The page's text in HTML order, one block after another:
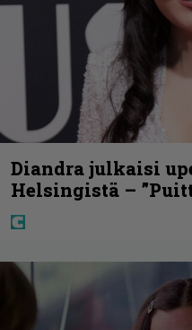
Diandra julkaisi
Helsingistä –